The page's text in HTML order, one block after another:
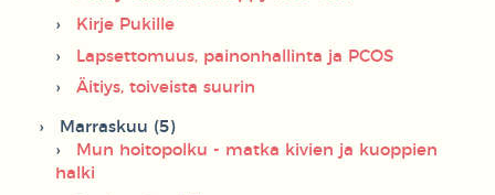
Kirje Pukille
Lapsettomuus, painonhallinta ja PCOS
Äitiys, toiveista suurin
Marraskuu (5)
Mun hoitopolku - matka kivien ja kuoppien
halki